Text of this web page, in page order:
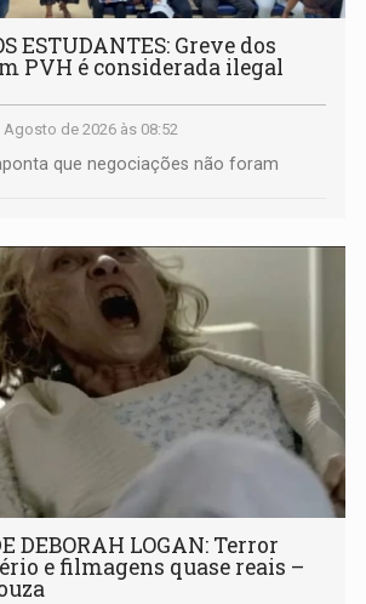
ESTUDANTES: Greve dos
PVH é considerada ilegal
Agosto de 2026 às 08:52
que negociações não foram
DEBORAH LOGAN: Terror
e filmagens quase reais –